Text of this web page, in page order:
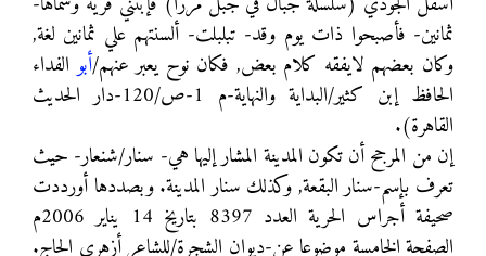
ثمانين- فأصبحوا ذات يوم وقد- تبلبلت- ألسنتهم علي ثمانين لغة,
وكان بعضهم لايفقه كلام بعض, فكان نوح يعبر عنهم/أبوالفداء
الحافظ إبن كثير/البداية والنهاية-م 1-ص/120-دار الحديث
القاهرة).
إن من المرجح أن تكون المدينة المشار إليها هي- سنار/شنعار- حيث
تعرف بإسم-سنار البقعة, وكذلك سنار المدينة. وبصددها أورددت
صحيفة أجراس الحرية العدد 8397 بتاريخ 14 يناير 2006م
الصفحة الخامسة موضوعا عن-ديوان الشجرة/للشاعر أزهري الحاج.